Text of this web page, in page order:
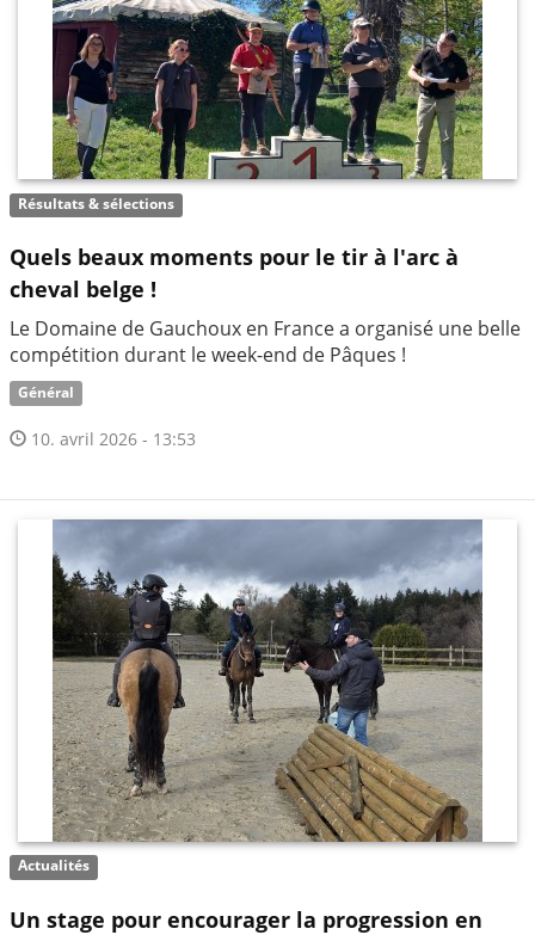
Résultats & sélections
Quels beaux moments pour le tir à l'arc à
cheval belge !
Le Domaine de Gauchoux en France a organisé une belle
compétition durant le week-end de Pâques !
Général
10. avril 2026 - 13:53
Actualités
Un stage pour encourager la progression en